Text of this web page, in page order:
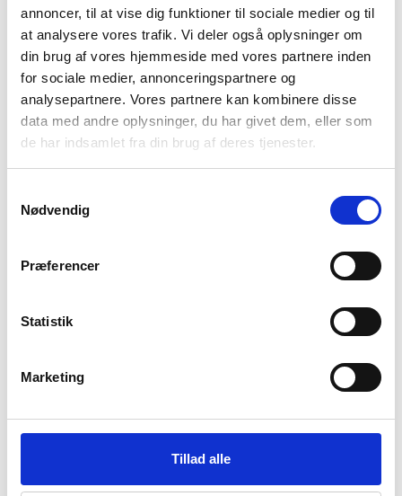
annoncer, til at vise dig funktioner til sociale medier og til
at analysere vores trafik. Vi deler også oplysninger om
din brug af vores hjemmeside med vores partnere inden
for sociale medier, annonceringspartnere og
analysepartnere. Vores partnere kan kombinere disse
data med andre oplysninger, du har givet dem, eller som
de har indsamlet fra din brug af deres tjenester.
Nødvendig
Præferencer
Statistik
Marketing
Tillad alle
OMM
Jakke til mænd – OMM
Halo+ – 130 gram –
Orange/blå
1.099kr
Gregory
Kabinekuffert – Gregory
Divide Rollers Quadro Pro
Int Carry On – Sort
1.699kr
Black Diamond
Distance 6 Hydration Vest
– Sort
1.099kr
Løbevest – Montane Gecko
VP 5+ – Sort
1.099kr